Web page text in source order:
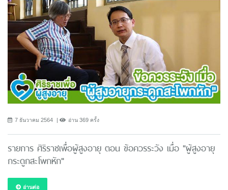
7 ธันวาคม 2564 อ่าน 369 ครั้ง
รายการ ศิริราชเพื่อผู้สูงอายุ ตอน ข้อควรระวัง เมื่อ "ผู้สูงอายุ
กระดูกสะโพกหัก"
อ่านต่อ